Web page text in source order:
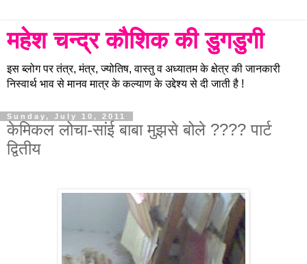
महेश चन्द्र कौशिक की डुगडुगी
इस ब्लोग पर तंत्र, मंत्र, ज्योतिष, वास्तु व अध्यातम के क्षेत्र की जानकारी
निस्वार्थ भाव से मानव मात्र के कल्याण के उद्देश्य से दी जाती है !
Sunday, July 10, 2011
केमिकल लोचा-सांई बाबा मुझसे बोले ???? पार्ट
द्वितीय